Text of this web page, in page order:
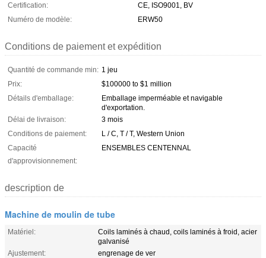
Certification:
CE, ISO9001, BV
Numéro de modèle:
ERW50
Conditions de paiement et expédition
Quantité de commande min: 1 jeu
Prix:
$100000 to $1 million
Détails d'emballage:
Emballage imperméable et navigable
d'exportation.
Délai de livraison:
3 mois
Conditions de paiement:
L / C, T / T, Western Union
Capacité
d'approvisionnement:
ENSEMBLES CENTENNAL
description de
Machine de moulin de tube
Matériel:
Coils laminés à chaud, coils laminés à froid, acier
galvanisé
Ajustement:
engrenage de ver